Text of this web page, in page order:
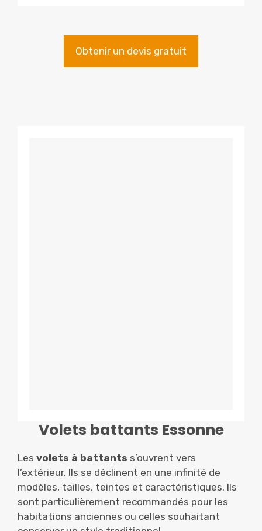
Obtenir un devis gratuit
Volets battants Essonne
Les volets à battants s’ouvrent vers
l’extérieur. Ils se déclinent en une infinité de
modèles, tailles, teintes et caractéristiques. Ils
sont particulièrement recommandés pour les
habitations anciennes ou celles souhaitant